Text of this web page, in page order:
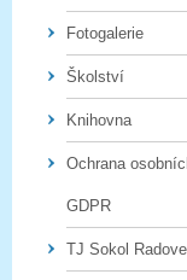
Fotogalerie
Školství
Knihovna
Ochrana
GDPR
TJ Sokol